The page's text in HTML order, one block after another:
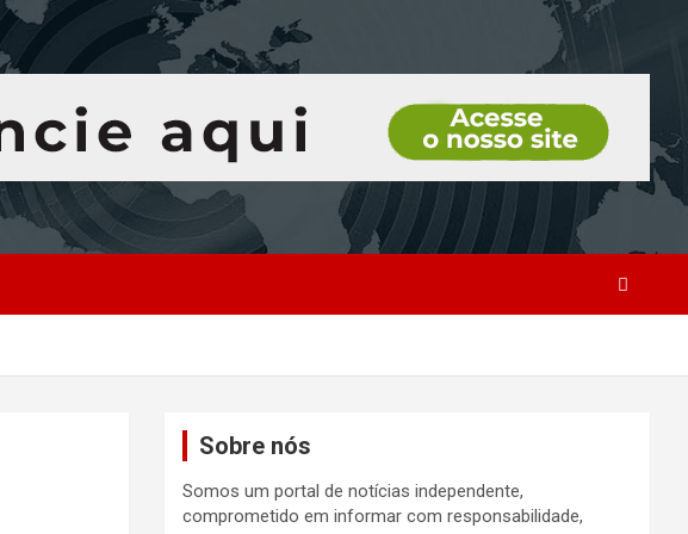
Sobre nós
Somos um portal de notícias independente,
comprometido em informar com responsabilidade,